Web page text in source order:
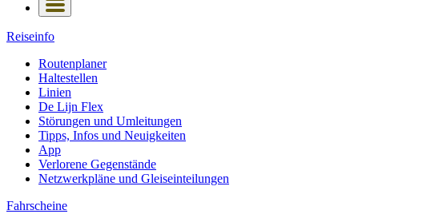
Reiseinfo
Routenplaner
Haltestellen
Linien
De Lijn Flex
Störungen und Umleitungen
Tipps, Infos und Neuigkeiten
App
Verlorene Gegenstände
Netzwerkpläne und Gleiseinteilungen
Fahrscheine